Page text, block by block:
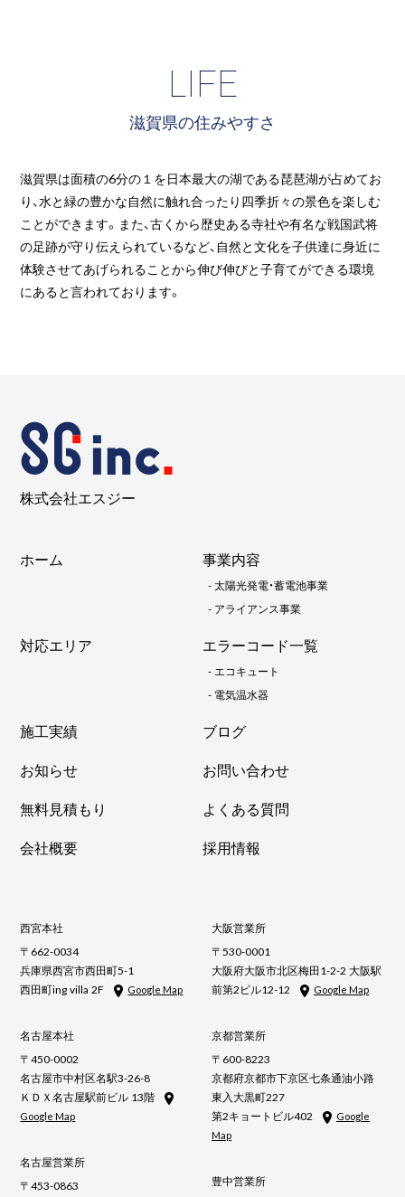
LIFE
滋賀県の住みやすさ
滋賀県は面積の6分の１を日本最大の湖である琵琶湖が占めてお
り、水と緑の豊かな自然に触れ合ったり四季折々の景色を楽しむ
ことができます。また、古くから歴史ある寺社や有名な戦国武将
の足跡が守り伝えられているなど、自然と文化を子供達に身近に
体験させてあげられることから伸び伸びと子育てができる環境
にあると言われております。
株式会社エスジー
ホーム 事業内容
-太陽光発電・蓄電池事業
- アライアンス事業
対応エリア エラーコード一覧
-エコキュート
- 電気温水器
施工実績
ブログ
お知らせ
お問い合わせ
無料見積もり
よくある質問
会社概要
採用情報
西宮本社
〒662-0034
兵庫県西宮市西田町5-1
西田町ing villa 2F
Google Map
名古屋本社
〒450-0002
名古屋市中村区名駅3-26-8
ＫＤＸ名古屋駅前ビル 13階
Google Map
名古屋営業所
〒453-0863
大阪営業所
〒530-0001
大阪府大阪市北区梅田1-2-2 大阪駅
前第2ビル12-12
Google Map
京都営業所
〒600-8223
京都府京都市下京区七条通油小路
東入大黒町227
第2キョートビル402
Google
Map
豊中営業所